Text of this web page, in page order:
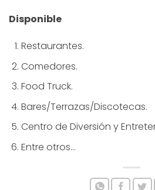
Disponible
Restaurantes.
Comedores.
Food Truck.
Bares/Terrazas/Discotecas.
Centro de Diversión y
Entre otros…